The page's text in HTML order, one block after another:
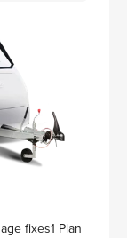
fixes1 Plan